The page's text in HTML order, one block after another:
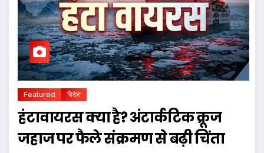
Featured विदेश
हंटावायरस क्या है? अंटार्कटिक क्रूज
जहाज पर फैले संक्रमण से बढ़ी चिंता